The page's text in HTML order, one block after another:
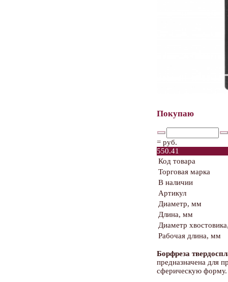
Покупаю
= руб.
550.41
Код товара
Торговая марка
В наличии
Артикул
Диаметр, мм
Длина, мм
Диаметр
Рабочая длина, мм
Борфреза
предназначена для
сферическую форму.